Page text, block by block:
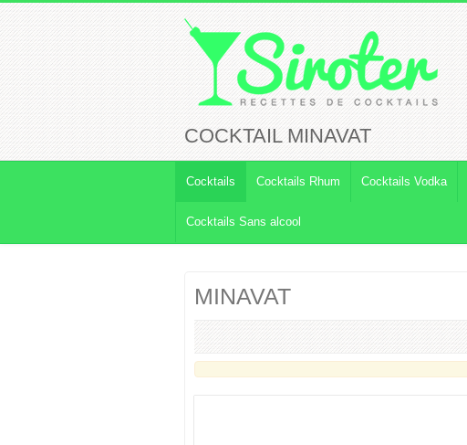
COCKTAIL MINAVAT
Cocktails Cocktails Rhum Cocktails Vodka
Cocktails Sans alcool
MINAVAT